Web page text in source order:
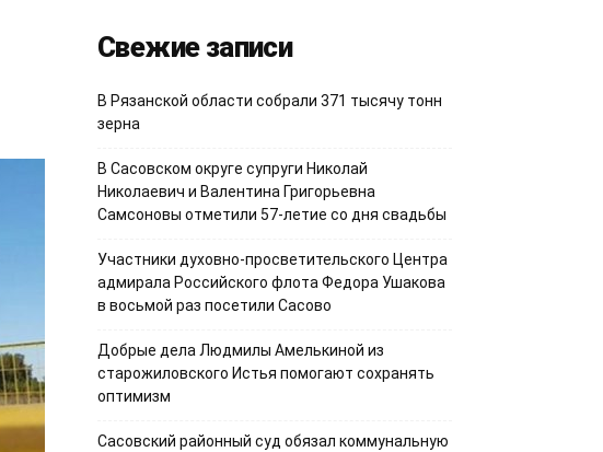
Свежие записи
В Рязанской области собрали 371 тысячу тонн
зерна
В Сасовском округе супруги Николай
Николаевич и Валентина Григорьевна
Самсоновы отметили 57-летие со дня свадьбы
Участники духовно-просветительского Центра
адмирала Российского флота Федора Ушакова
в восьмой раз посетили Сасово
Добрые дела Людмилы Амелькиной из
старожиловского Истья помогают сохранять
оптимизм
Сасовский районный суд обязал коммунальную